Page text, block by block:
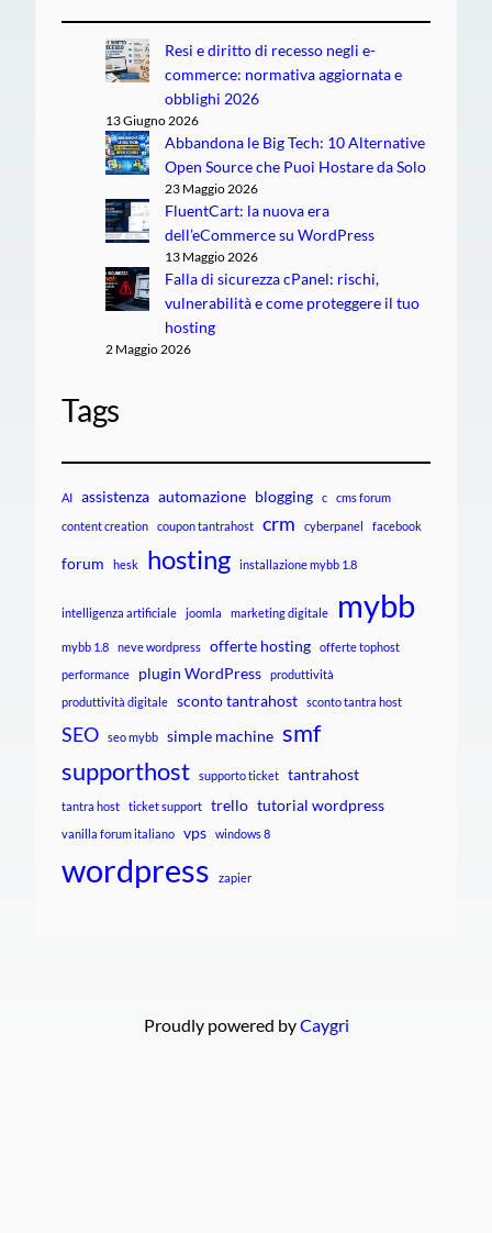
Resi e diritto di recesso negli e-
commerce: normativa aggiornata e
obblighi 2026
13 Giugno 2026
Abbandona le Big Tech: 10 Alternative
Open Source che Puoi Hostare da Solo
23 Maggio 2026
FluentCart: la nuova era
dell’eCommerce su WordPress
13 Maggio 2026
Falla di sicurezza cPanel: rischi,
vulnerabilità e come proteggere il tuo
hosting
2 Maggio 2026
Tags
AI assistenza automazione blogging c
cms forum
content creation
coupon tantrahost crm cyberpanel facebook
forum hesk hosting installazione mybb 1.8
intelligenza artificiale joomla marketing digitale mybb
mybb 1.8 neve wordpress offerte hosting
offerte tophost
performance
plugin WordPress
produttività
produttività digitale
sconto tantrahost sconto tantra host
SEO seo mybb simple machine smf
supporthost
supporto ticket tantrahost
tantra host ticket support trello tutorial wordpress
vanilla forum italiano vps windows 8
wordpress zapier
Proudly powered byCaygri